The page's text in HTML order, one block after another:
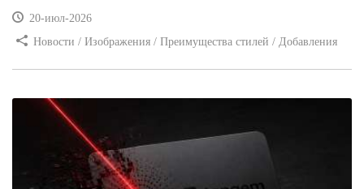
20-июл-2026
Новости / Изображения / Преимущества стилей / Добавления